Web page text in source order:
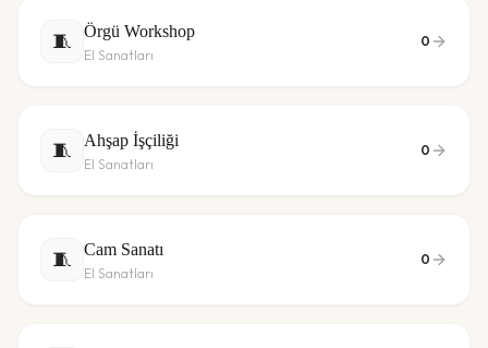
🧵 Örgü Workshop
El Sanatları
0
🧵 Ahşap İşçiliği
El Sanatları
0
🧵 Cam Sanatı
El Sanatları
0